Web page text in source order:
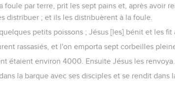
foule par terre, prit les sept pains et, après avoir
distribuer ; et ils les distribuèrent à la foule.
petits poissons ; Jésus [les] bénit et les fit
rassasiés, et l'on emporta sept corbeilles
étaient environ 4000. Ensuite Jésus les renvoya.
la barque avec ses disciples et se rendit dans